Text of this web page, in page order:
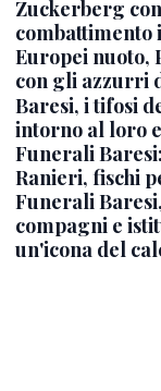
Zuckerberg
combattimento
Europei nuoto,
con gli azzurri
Baresi, i tifosi
intorno al loro
Funerali
Ranieri, fischi
Funerali
compagni e
un'icona del